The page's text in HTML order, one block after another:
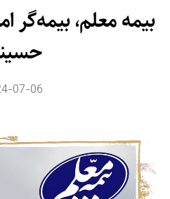
معلم، بیمه‌گر
حسینی
2024-07-06